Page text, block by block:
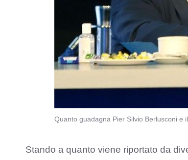
Quanto guadagna Pier Silvio Berlusconi e
Stando a quanto viene riportato da